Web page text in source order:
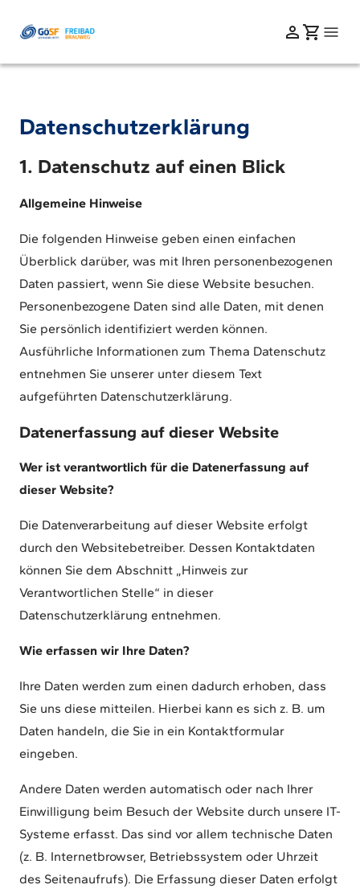
Datenschutzerklärung
1. Datenschutz auf einen Blick
Allgemeine Hinweise
Die folgenden Hinweise geben einen einfachen
Überblick darüber, was mit Ihren personenbezogenen
Daten passiert, wenn Sie diese Website besuchen.
Personenbezogene Daten sind alle Daten, mit denen
Sie persönlich identifiziert werden können.
Ausführliche Informationen zum Thema Datenschutz
entnehmen Sie unserer unter diesem Text
aufgeführten Datenschutzerklärung.
Datenerfassung auf dieser Website
Wer ist verantwortlich für die Datenerfassung auf
dieser Website?
Die Datenverarbeitung auf dieser Website erfolgt
durch den Websitebetreiber. Dessen Kontaktdaten
können Sie dem Abschnitt „Hinweis zur
Verantwortlichen Stelle“ in dieser
Datenschutzerklärung entnehmen.
Wie erfassen wir Ihre Daten?
Ihre Daten werden zum einen dadurch erhoben, dass
Sie uns diese mitteilen. Hierbei kann es sich z. B. um
Daten handeln, die Sie in ein Kontaktformular
eingeben.
Andere Daten werden automatisch oder nach Ihrer
Einwilligung beim Besuch der Website durch unsere IT-
Systeme erfasst. Das sind vor allem technische Daten
(z. B. Internetbrowser, Betriebssystem oder Uhrzeit
des Seitenaufrufs). Die Erfassung dieser Daten erfolgt